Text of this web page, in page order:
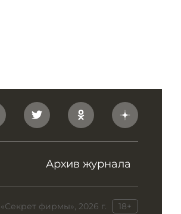
Архив журнала
«Секрет фирмы», 2026 г. 18+